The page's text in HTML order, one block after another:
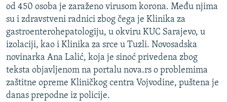
SVE KARTE DEJTONA
NASTANAK I RASPAD JUGOSLAVIJE
od 450 osoba je zaraženo virusom korona. Među njima
su i zdravstveni radnici zbog čega je Klinika za
gastroenterohepatologiju, u okviru KUC Sarajevo, u
izolaciji, kao i Klinika za srce u Tuzli. Novosadska
novinarka Ana Lalić, koja je sinoć privedena zbog
teksta objavljenom na portalu nova.rs o problemima
zaštitne opreme Kliničkog centra Vojvodine, puštena je
danas prepodne iz policije.